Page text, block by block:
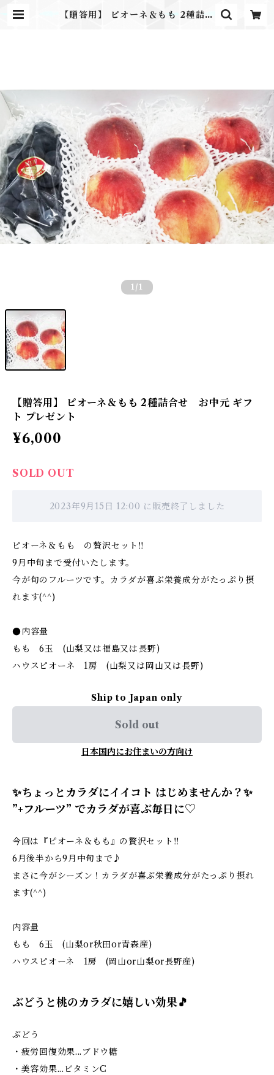
【贈答用】 ピオーネ＆もも 2種詰合
1 /1
【贈答用】 ピオーネ＆もも 2種詰合せ お中元 ギフ
ト プレゼント
¥6,000
SOLD OUT
2023年9月15日 12:00 に販売終了しました
ピオーネ＆もも の贅沢セット‼
9月中旬まで受付いたします。
今が旬のフルーツです。カラダが喜ぶ栄養成分がたっぷり摂
れます(^^)
●内容量
もも 6玉 (山梨又は福島又は長野)
ハウスピオーネ 1房 (山梨又は岡山又は長野)
Ship to Japan only
Sold out
日本国内にお住まいの方向け
✨ちょっとカラダにイイコト はじめませんか？✨
”+フルーツ” でカラダが喜ぶ毎日に♡
今回は『ピオーネ＆もも』の贅沢セット‼
6月後半から9月中旬まで♪
まさに今がシーズン！カラダが喜ぶ栄養成分がたっぷり摂れ
ます(^^)
内容量
もも 6玉 (山梨or秋田or青森産)
ハウスピオーネ 1房 (岡山or山梨or長野産)
ぶどうと桃のカラダに嬉しい効果🎵
ぶどう
・疲労回復効果...ブドウ糖
・美容効果...ビタミンC